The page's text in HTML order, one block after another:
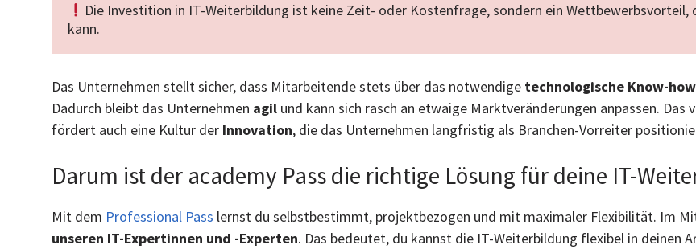
Die Investition in IT-Weiterbildung ist keine Zeit- oder Kostenfrage, sondern ein Wettbewerbsvorteil,
kann.
Das Unternehmen stellt sicher, dass Mitarbeitende stets über das notwendige technologische Know-how
Dadurch bleibt das Unternehmen agil und kann sich rasch an etwaige Marktveränderungen anpassen. Das
fördert auch eine Kultur der Innovation, die das Unternehmen langfristig als Branchen-Vorreiter
Darum ist der academy Pass die richtige Lösung für deine IT-
Mit dem Professional Pass lernst du selbstbestimmt, projektbezogen und mit maximaler Flexibilität. Im
unseren IT-Expertinnen und -Experten. Das bedeutet, du kannst die IT-Weiterbildung flexibel in